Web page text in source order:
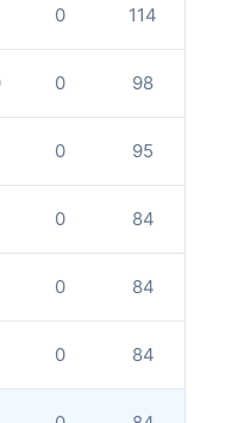
0 114
0 98
0 95
0 84
0 84
0 84